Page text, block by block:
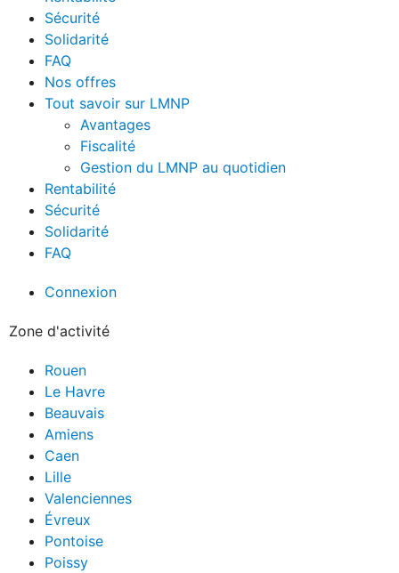
Sécurité
Solidarité
FAQ
Nos offres
Tout savoir sur LMNP
Avantages
Fiscalité
Gestion du LMNP au quotidien
Rentabilité
Sécurité
Solidarité
FAQ
Connexion
Zone d'activité
Rouen
Le Havre
Beauvais
Amiens
Caen
Lille
Valenciennes
Évreux
Pontoise
Poissy